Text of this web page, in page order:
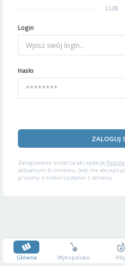
LUB
Login
Hasło
ZALOGUJ
Zalogowanie oznacza akceptację
aktualnym brzmieniu. Jeśli nie
prosimy o niekorzystanie z serwisu.
Główna Wykopalisko